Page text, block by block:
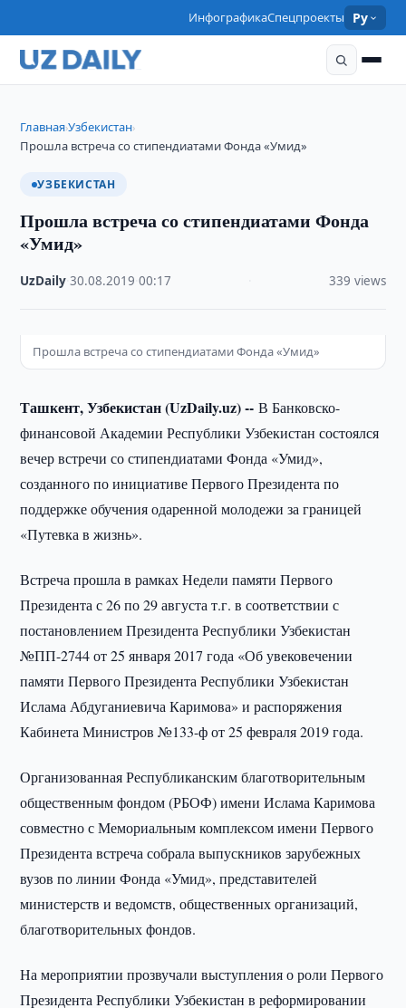
ИнфографикаСпецпроекты Ру
Главная›Узбекистан›
Прошла встреча со стипендиатами Фонда «Умид»
УЗБЕКИСТАН
Прошла встреча со стипендиатами Фонда
«Умид»
UzDaily ·30.08.2019 ·00:17 339 views
Прошла встреча со стипендиатами Фонда «Умид»
Ташкент, Узбекистан (UzDaily.uz) -- В Банковско-
финансовой Академии Республики Узбекистан состоялся
вечер встречи со стипендиатами Фонда «Умид»,
созданного по инициативе Первого Президента по
поддержке обучения одаренной молодежи за границей
«Путевка в жизнь».
Встреча прошла в рамках Недели памяти Первого
Президента с 26 по 29 августа т.г. в соответствии с
постановлением Президента Республики Узбекистан
№ПП-2744 от 25 января 2017 года «Об увековечении
памяти Первого Президента Республики Узбекистан
Ислама Абдуганиевича Каримова» и распоряжения
Кабинета Министров №133-ф от 25 февраля 2019 года.
Организованная Республиканским благотворительным
общественным фондом (РБОФ) имени Ислама Каримова
совместно с Мемориальным комплексом имени Первого
Президента встреча собрала выпускников зарубежных
вузов по линии Фонда «Умид», представителей
министерств и ведомств, общественных организаций,
благотворительных фондов.
На мероприятии прозвучали выступления о роли Первого
Президента Республики Узбекистан в реформировании